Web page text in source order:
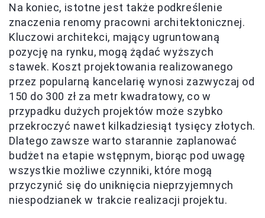
Na koniec, istotne jest także podkreślenie
znaczenia renomy pracowni architektonicznej.
Kluczowi architekci, mający ugruntowaną
pozycję na rynku, mogą żądać wyższych
stawek. Koszt projektowania realizowanego
przez popularną kancelarię wynosi zazwyczaj od
150 do 300 zł za metr kwadratowy, co w
przypadku dużych projektów może szybko
przekroczyć nawet kilkadziesiąt tysięcy złotych.
Dlatego zawsze warto starannie zaplanować
budżet na etapie wstępnym, biorąc pod uwagę
wszystkie możliwe czynniki, które mogą
przyczynić się do uniknięcia nieprzyjemnych
niespodzianek w trakcie realizacji projektu.